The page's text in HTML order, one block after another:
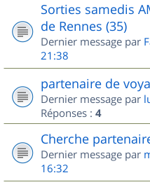
Sorties samedis
de Rennes (35)
Dernier message par
21:38
partenaire de
Dernier message par
Réponses : 4
Cherche
Dernier message par
16:32